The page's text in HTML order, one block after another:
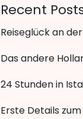
Recent
Reiseglück an
Das andere
24 Stunden in
Erste Details